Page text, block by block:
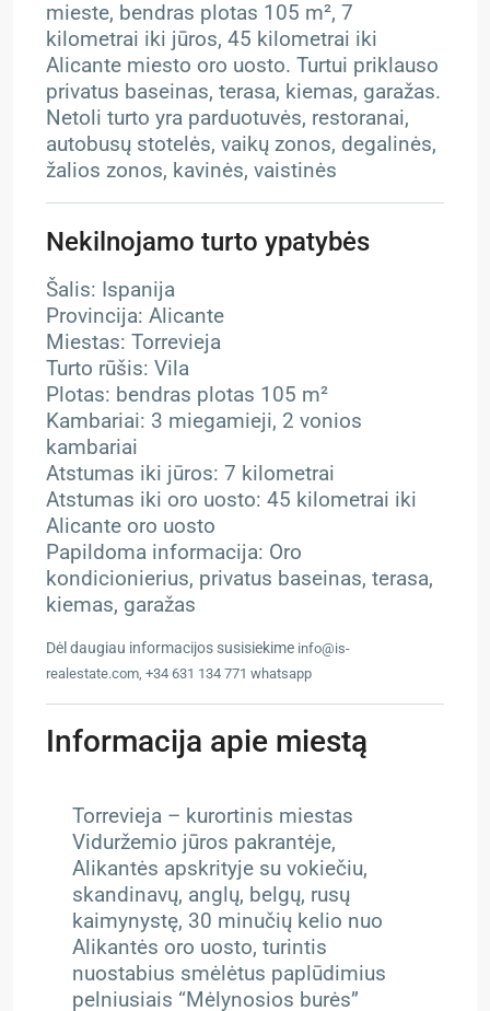
mieste, bendras plotas 105 m², 7
kilometrai iki jūros, 45 kilometrai iki
Alicante miesto oro uosto. Turtui priklauso
privatus baseinas, terasa, kiemas, garažas.
Netoli turto yra parduotuvės, restoranai,
autobusų stotelės, vaikų zonos, degalinės,
žalios zonos, kavinės, vaistinės
Nekilnojamo turto ypatybės
Šalis: Ispanija
Provincija: Alicante
Miestas: Torrevieja
Turto rūšis: Vila
Plotas: bendras plotas 105 m²
Kambariai: 3 miegamieji, 2 vonios
kambariai
Atstumas iki jūros: 7 kilometrai
Atstumas iki oro uosto: 45 kilometrai iki
Alicante oro uosto
Papildoma informacija: Oro
kondicionierius, privatus baseinas, terasa,
kiemas, garažas
Dėl daugiau informacijos susisiekime info@is-
realestate.com, +34 631 134 771 whatsapp
Informacija apie miestą
Torrevieja – kurortinis miestas
Viduržemio jūros pakrantėje,
Alikantės apskrityje su vokiečiu,
skandinavų, anglų, belgų, rusų
kaimynystę, 30 minučių kelio nuo
Alikantės oro uosto, turintis
nuostabius smėlėtus paplūdimius
pelniusiais “Mėlynosios burės”